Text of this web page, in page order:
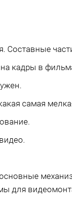
Составные
кадры в
самая
для